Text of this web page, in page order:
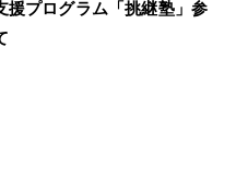
援プログラム「挑継塾」参